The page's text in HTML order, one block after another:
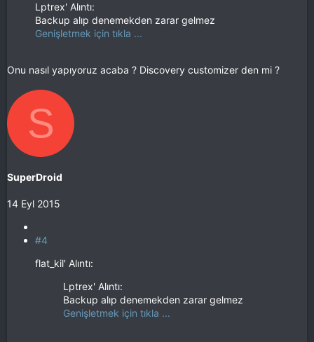
Lptrex' Alıntı:
Backup alıp denemekden zarar gelmez
Genişletmek için tıkla ...
Onu nasıl yapıyoruz acaba ? Discovery customizer den mi ?
S
SuperDroid
14 Eyl 2015
#4
flat_kil' Alıntı:
Lptrex' Alıntı:
Backup alıp denemekden zarar gelmez
Genişletmek için tıkla ...